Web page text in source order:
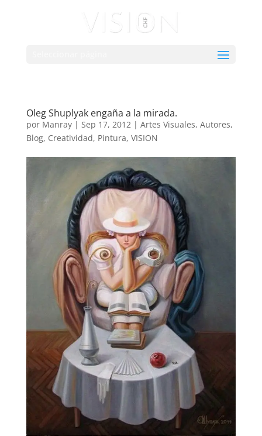
Oleg Shuplyak engaña a la mirada.
por Manray| Sep 17, 2012| Artes Visuales, Autores,
Blog, Creatividad, Pintura, VISION